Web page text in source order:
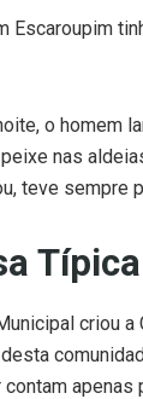
teve sempre
criou
apenas